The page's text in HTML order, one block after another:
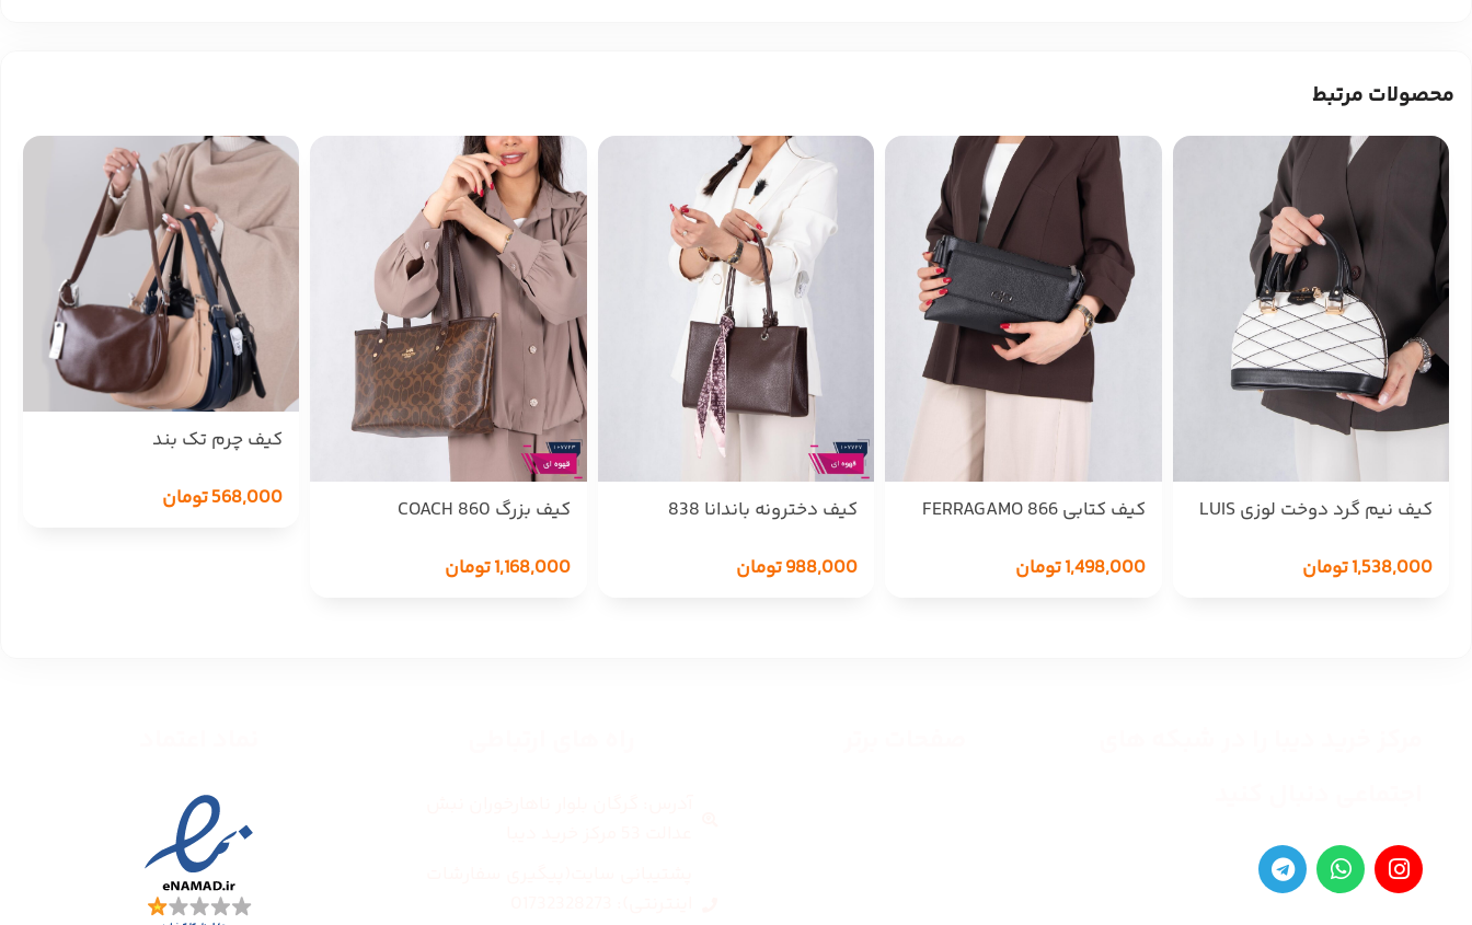
محصولات مرتبط
کیف نیم گرد دوخت لوزی LUIS
1,538,000تومان
کیف کتابی FERRAGAMO 866
1,498,000تومان
کیف دخترونه باندانا 838
988,000تومان
کیف بزرگ COACH 860
1,168,000تومان
کیف چرم تک بند
568,000تومان